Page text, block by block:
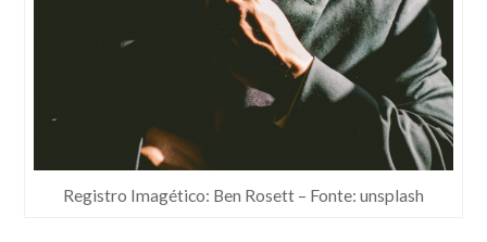
Registro Imagético: Ben Rosett – Fonte: unsplash